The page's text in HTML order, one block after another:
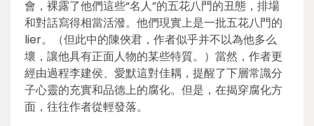
會，裸露了他們這些“名人”的五花八門的丑態，排場
和對話寫得相當活潑。他們現實上是一批五花八門的
lier。（但此中的陳俠君，作者似乎并不以為他多么
壞，讓他具有正面人物的某些特質。）當然，作者更
經由過程李建侯、愛默這對佳耦，提醒了下層常識分
子心靈的充實和品德上的腐化。但是，在揭穿腐化方
面，往往作者從輕發落。